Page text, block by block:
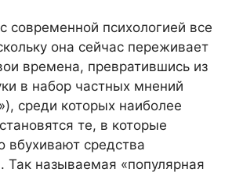
современной психологией все
она сейчас переживает
времена, превратившись из
в набор частных мнений
среди которых наиболее
те, в которые
вбухивают средства
Так называемая «популярная